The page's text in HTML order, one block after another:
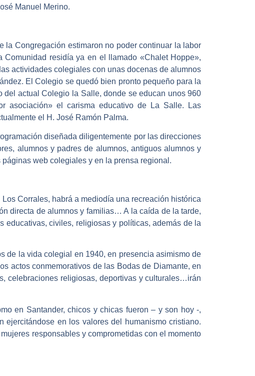
Manuel Merino.
Congregación estimaron no poder continuar la labor
residía ya en el llamado «Chalet Hoppe»,
actividades colegiales con unas docenas de alumnos
El Colegio se quedó bien pronto pequeño para la
actual Colegio la Salle, donde se educan unos 960
asociación» el carisma educativo de La Salle. Las
el H. José Ramón Palma.
diseñada diligentemente por las direcciones
alumnos y padres de alumnos, antiguos alumnos y
web colegiales y en la prensa regional.
Corrales, habrá a mediodía una recreación histórica
directa de alumnos y familias… A la caída de la tarde,
educativas, civiles, religiosas y políticas, además de la
de la vida colegial en 1940, en presencia asimismo de
actos conmemorativos de las Bodas de Diamante, en
celebraciones religiosas, deportivas y culturales…irán
en Santander, chicos y chicas fueron – y son hoy -,
ejercitándose en los valores del humanismo cristiano.
responsables y comprometidas con el momento